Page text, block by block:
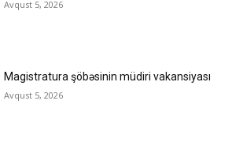
Avqust 5, 2026
Magistratura şöbəsinin müdiri vakansiyası
Avqust 5, 2026